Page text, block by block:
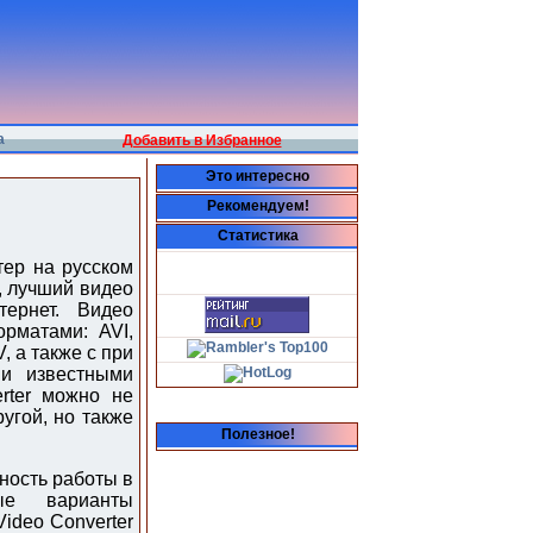
Добавить в Избранное
на русском
лучший видео
Видео
AVI,
а также с при
известными
можно не
но также
работы в
варианты
Converter
Это интересно
Рекомендуем!
Статистика
Полезное!